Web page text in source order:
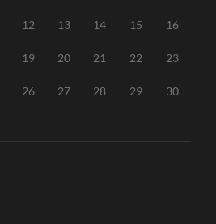
12 13 14 15 16
19 20 21 22 23
26 27 28 29 30